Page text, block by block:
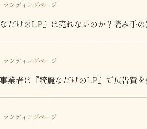
ランディングページ
だけのLP』は売れないのか？読み手
ランディングページ
業者は『綺麗なだけのLP』で広告費
ランディングページ